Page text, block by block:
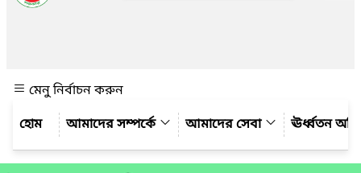
মেনু নির্বাচন করুন
আমাদের সম্পর্কে
আমাদের সেবা ঊর্ধ্বতন